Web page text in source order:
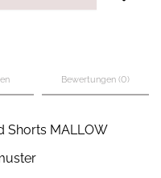
Bewertungen (0)
Shorts MALLOW